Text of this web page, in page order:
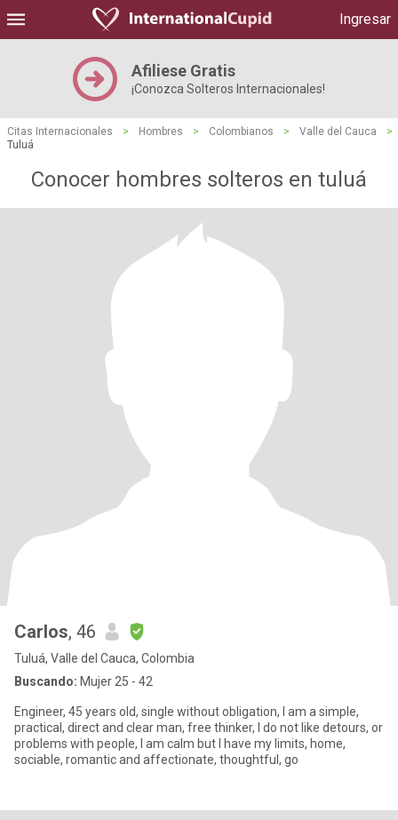
Ingresar
Afiliese Gratis
¡Conozca Solteros Internacionales!
Citas Internacionales > Hombres > Colombianos > Valle del Cauca
>
Tuluá
Conocer hombres solteros en tuluá
Carlos, 46
Tuluá, Valle del Cauca, Colombia
Buscando: Mujer 25 - 42
Engineer, 45 years old, single without obligation, I am a simple,
practical, direct and clear man, free thinker, I do not like detours, or
problems with people, I am calm but I have my limits, home,
sociable, romantic and affectionate, thoughtful, go